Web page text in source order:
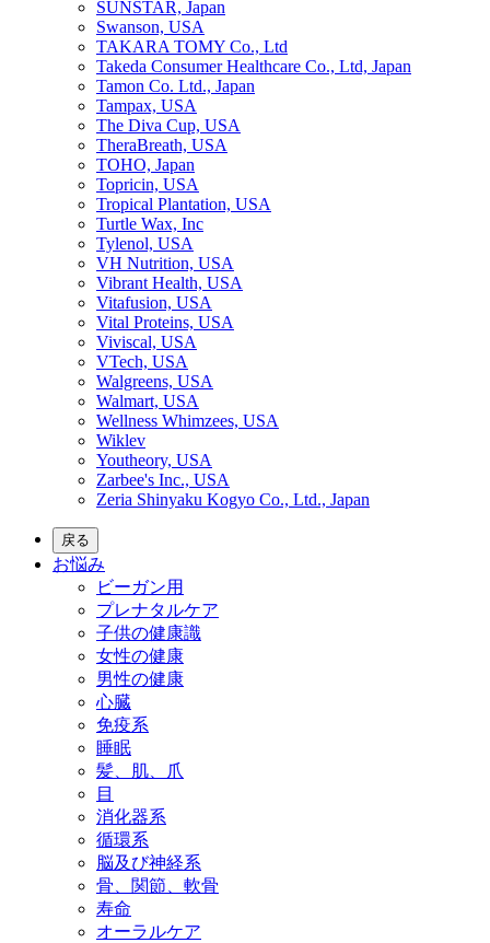
SUNSTAR, Japan
Swanson, USA
TAKARA TOMY Co., Ltd
Takeda Consumer Healthcare Co., Ltd, Japan
Tamon Co. Ltd., Japan
Tampax, USA
The Diva Cup, USA
TheraBreath, USA
TOHO, Japan
Topricin, USA
Tropical Plantation, USA
Turtle Wax, Inc
Tylenol, USA
VH Nutrition, USA
Vibrant Health, USA
Vitafusion, USA
Vital Proteins, USA
Viviscal, USA
VTech, USA
Walgreens, USA
Walmart, USA
Wellness Whimzees, USA
Wiklev
Youtheory, USA
Zarbee's Inc., USA
Zeria Shinyaku Kogyo Co., Ltd., Japan
戻る
お悩み
ビーガン用
プレナタルケア
子供の健康識
女性の健康
男性の健康
心臓
免疫系
睡眠
髪、肌、爪
目
消化器系
循環系
脳及び神経系
骨、関節、軟骨
寿命
オーラルケア